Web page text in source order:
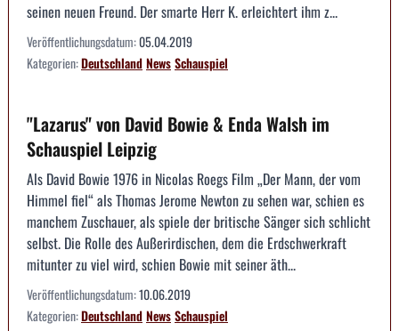
seinen neuen Freund. Der smarte Herr K. erleichtert ihm z...
Veröffentlichungsdatum:05.04.2019
Kategorien:DeutschlandNewsSchauspiel
"Lazarus" von David Bowie & Enda Walsh im
Schauspiel Leipzig
Als David Bowie 1976 in Nicolas Roegs Film „Der Mann, der vom
Himmel fiel“ als Thomas Jerome Newton zu sehen war, schien es
manchem Zuschauer, als spiele der britische Sänger sich schlicht
selbst. Die Rolle des Außerirdischen, dem die Erdschwerkraft
mitunter zu viel wird, schien Bowie mit seiner äth...
Veröffentlichungsdatum:10.06.2019
Kategorien:DeutschlandNewsSchauspiel